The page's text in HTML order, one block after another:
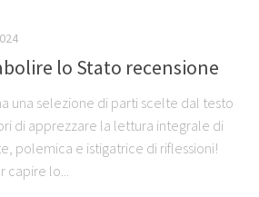
lo Stato recensione
una selezione di parti scelte dal testo
di apprezzare la lettura integrale di
polemica e istigatrice di riflessioni!
capire lo...